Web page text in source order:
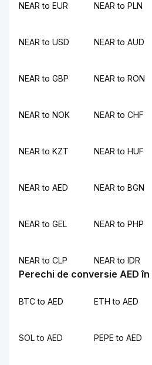
NEAR to EUR NEAR to PLN
NEAR to USD NEAR to AUD
NEAR to GBP NEAR to RON
NEAR to NOK NEAR to CHF
NEAR to KZT NEAR to HUF
NEAR to AED NEAR to BGN
NEAR to GEL NEAR to PHP
NEAR to CLP NEAR to IDR
Perechi de conversie AED
BTC to AED ETH to AED
SOL to AED PEPE to AED